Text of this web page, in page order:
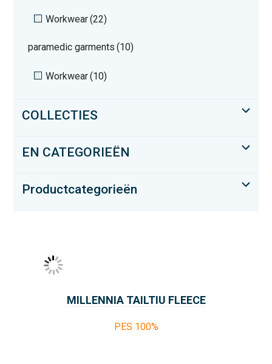
Workwear(22)
paramedic garments (10)
Workwear(10)
COLLECTIES
EN CATEGORIEËN
Productcategorieën
MILLENNIA TAILTIU FLEECE
PES 100%